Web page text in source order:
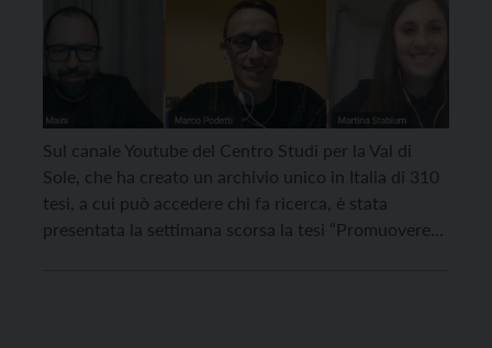
Sul canale Youtube del Centro Studi per la Val di
Sole, che ha creato un archivio unico in Italia di 310
tesi, a cui può accedere chi fa ricerca, è stata
presentata la settimana scorsa la tesi “Promuovere